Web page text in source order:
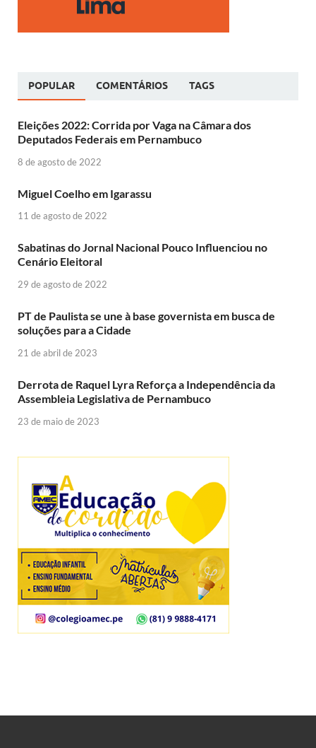
POPULAR COMENTÁRIOS TAGS
Eleições 2022: Corrida por Vaga na Câmara dos
Deputados Federais em Pernambuco
8 de agosto de 2022
Miguel Coelho em Igarassu
11 de agosto de 2022
Sabatinas do Jornal Nacional Pouco Influenciou no
Cenário Eleitoral
29 de agosto de 2022
PT de Paulista se une à base governista em busca de
soluções para a Cidade
21 de abril de 2023
Derrota de Raquel Lyra Reforça a Independência da
Assembleia Legislativa de Pernambuco
23 de maio de 2023